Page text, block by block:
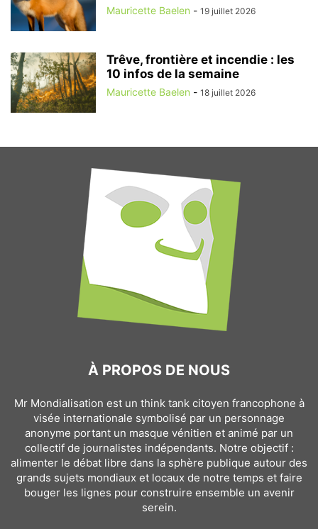
Mauricette Baelen - 19 juillet 2026
Trêve, frontière et incendie : les
10 infos de la semaine
Mauricette Baelen - 18 juillet 2026
À PROPOS DE NOUS
Mr Mondialisation est un think tank citoyen francophone à
visée internationale symbolisé par un personnage
anonyme portant un masque vénitien et animé par un
collectif de journalistes indépendants. Notre objectif :
alimenter le débat libre dans la sphère publique autour des
grands sujets mondiaux et locaux de notre temps et faire
bouger les lignes pour construire ensemble un avenir
serein.